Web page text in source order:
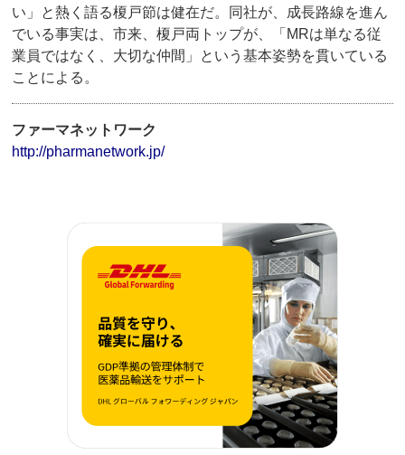
い」と熱く語る榎戸節は健在だ。同社が、成長路線を進ん
でいる事実は、市来、榎戸両トップが、「MRは単なる従
業員ではなく、大切な仲間」という基本姿勢を貫いている
ことによる。
ファーマネットワーク
http://pharmanetwork.jp/